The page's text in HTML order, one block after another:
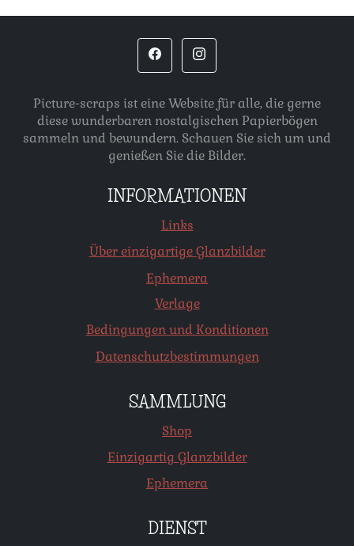
Picture-scraps ist eine Website für alle, die gerne
diese wunderbaren nostalgischen Papierbögen
sammeln und bewundern. Schauen Sie sich um und
genießen Sie die Bilder.
INFORMATIONEN
Links
Über einzigartige Glanzbilder
Ephemera
Verlage
Bedingungen und Konditionen
Datenschutzbestimmungen
SAMMLUNG
Shop
Einzigartig Glanzbilder
Ephemera
DIENST